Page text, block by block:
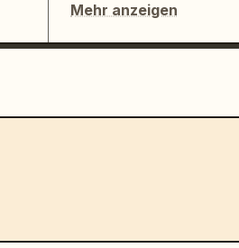
Mehr anzeigen